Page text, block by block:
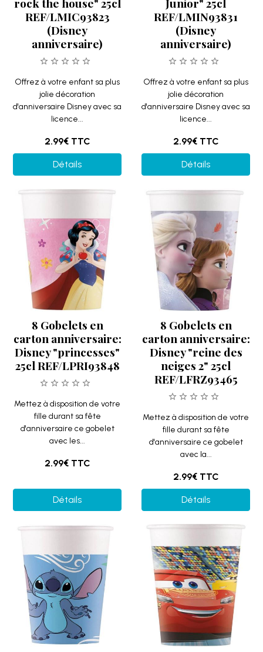
REF/LMIC93823
(Disney
anniversaire)
Offrez à votre enfant sa plus
jolie décoration
d'anniversaire Disney avec sa
licence...
2.99€ TTC
Détails
REF/LMIN93831
(Disney
anniversaire)
Offrez à votre enfant sa plus
jolie décoration
d'anniversaire Disney avec sa
licence...
2.99€ TTC
Détails
8 Gobelets en
carton anniversaire:
Disney "princesses"
25cl REF/LPRI93848
Mettez à disposition de votre
fille durant sa fête
d'anniversaire ce gobelet
avec les...
2.99€ TTC
Détails
8 Gobelets en
carton anniversaire:
Disney "reine des
neiges 2" 25cl
REF/LFRZ93465
Mettez à disposition de votre
fille durant sa fête
d'anniversaire ce gobelet
avec la...
2.99€ TTC
Détails